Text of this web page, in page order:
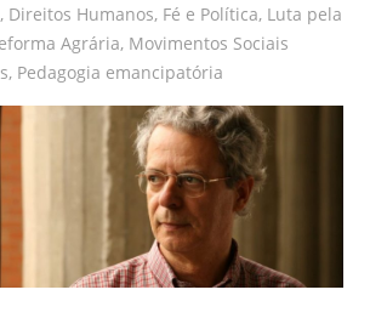
, Direitos Humanos, Fé e Política, Luta pela
Agrária, Movimentos Sociais
, Pedagogia emancipatória